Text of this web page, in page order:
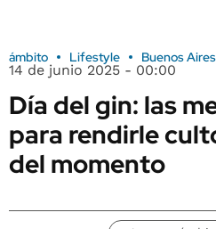
ámbito Lifestyle Buenos Aires
14 de junio 2025 - 00:00
Día del gin: las
para rendirle
del momento